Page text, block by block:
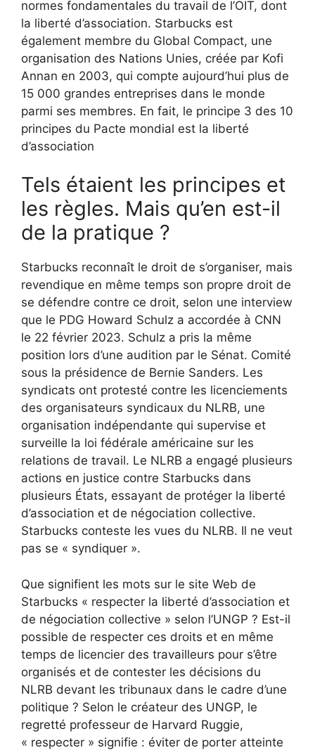
normes fondamentales du travail de l’OIT, dont
la liberté d’association. Starbucks est
également membre du Global Compact, une
organisation des Nations Unies, créée par Kofi
Annan en 2003, qui compte aujourd’hui plus de
15 000 grandes entreprises dans le monde
parmi ses membres. En fait, le principe 3 des 10
principes du Pacte mondial est la liberté
d’association
Tels étaient les principes et
les règles. Mais qu’en est-il
de la pratique ?
Starbucks reconnaît le droit de s’organiser, mais
revendique en même temps son propre droit de
se défendre contre ce droit, selon une interview
que le PDG Howard Schulz a accordée à CNN
le 22 février 2023. Schulz a pris la même
position lors d’une audition par le Sénat. Comité
sous la présidence de Bernie Sanders. Les
syndicats ont protesté contre les licenciements
des organisateurs syndicaux du NLRB, une
organisation indépendante qui supervise et
surveille la loi fédérale américaine sur les
relations de travail. Le NLRB a engagé plusieurs
actions en justice contre Starbucks dans
plusieurs États, essayant de protéger la liberté
d’association et de négociation collective.
Starbucks conteste les vues du NLRB. Il ne veut
pas se « syndiquer ».
Que signifient les mots sur le site Web de
Starbucks « respecter la liberté d’association et
de négociation collective » selon l’UNGP ? Est-il
possible de respecter ces droits et en même
temps de licencier des travailleurs pour s’être
organisés et de contester les décisions du
NLRB devant les tribunaux dans le cadre d’une
politique ? Selon le créateur des UNGP, le
regretté professeur de Harvard Ruggie,
« respecter » signifie : éviter de porter atteinte